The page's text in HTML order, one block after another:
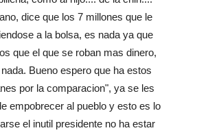
dice que los 7 millones que le
a la bolsa, es nada ya que
que el que se roban mas dinero,
Bueno espero que ha estos
por la comparacion", ya se les
empobrecer al pueblo y esto es lo
el inutil presidente no ha estar